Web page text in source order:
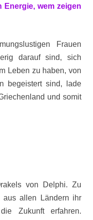
wem zeigen
Frauen
darauf sind, sich
Leben zu haben, von
begeistert sind, lade
und somit
von Delphi. Zu
aus allen Ländern ihr
Zukunft erfahren.